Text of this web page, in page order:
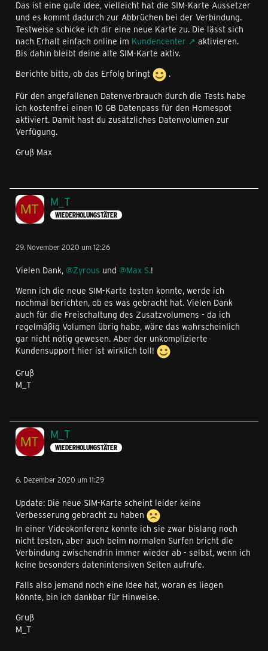
Das ist eine gute Idee, vielleicht hat die SIM-Karte Aussetzer
und es kommt dadurch zur Abbrüchen bei der Verbindung.
Testweise schicke ich dir eine neue Karte zu. Die lässt sich
nach Erhalt einfach online im Kundencenter
aktivieren.
Bis dahin bleibt deine alte SIM-Karte aktiv.
Berichte bitte, ob das Erfolg bringt
.
Für den angefallenen Datenverbrauch durch die Tests habe
ich kostenfrei einen 10 GB Datenpass für den Homespot
aktiviert. Damit hast du zusätzliches Datenvolumen zur
Verfügung.
Gruß Max
M_T
WIEDERHOLUNGSTÄTER
29. November 2020 um 12:26
Vielen Dank, @Zyrous und @Max S.!
Wenn ich die neue SIM-Karte testen konnte, werde ich
nochmal berichten, ob es was gebracht hat. Vielen Dank
auch für die Freischaltung des Zusatzvolumens - da ich
regelmäßig Volumen übrig habe, wäre das wahrscheinlich
gar nicht nötig gewesen. Aber der unkomplizierte
Kundensupport hier ist wirklich toll!
Gruß
M_T
M_T
WIEDERHOLUNGSTÄTER
6. Dezember 2020 um 11:29
Update: Die neue SIM-Karte scheint leider keine
Verbesserung gebracht zu haben
In einer Videokonferenz konnte ich sie zwar bislang noch
nicht testen, aber auch beim normalen Surfen bricht die
Verbindung zwischendrin immer wieder ab - selbst, wenn ich
keine besonders datenintensiven Seiten aufrufe.
Falls also jemand noch eine Idee hat, woran es liegen
könnte, bin ich dankbar für Hinweise.
Gruß
M_T